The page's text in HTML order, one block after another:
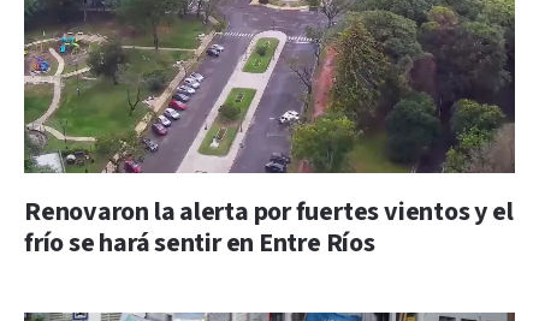
Renovaron la alerta por fuertes vientos y el
frío se hará sentir en Entre Ríos